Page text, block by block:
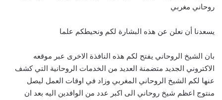
روحاني مغربي
يسعدنا أن نعلن عن هذه البشارة لكم ونحيطكم علما
بان الشيخ الروحاني يفتح لكم هذه النافذة الاخرى عبر موقعه
الاكتروني الجديد متضمنة العديد من الخدمات الروحانية التي كشف
عنها لكم الشيخ الروحاني المغربي وزاد في اوقات العمل ليصل
منتوج اعظم شيخ روحاني الى اكبر عدد من الوافدين اليه بعد ان